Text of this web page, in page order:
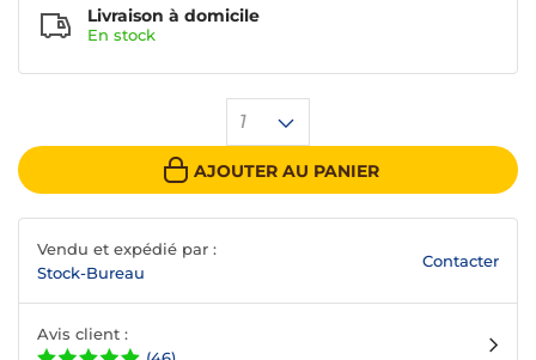
1
AJOUTER AU PANIER
Livraison à domicile
En stock
Vendu et expédié par :
Stock-Bureau
Contacter
Avis client :